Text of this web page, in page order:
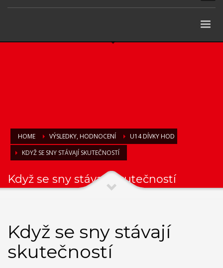
HOME VÝSLEDKY, HODNOCENÍ
U14 DÍVKY HOD
KDYŽ SE SNY STÁVAJÍ SKUTEČNOSTÍ
Když se sny stávají skutečností
Když se sny stávají
skutečností